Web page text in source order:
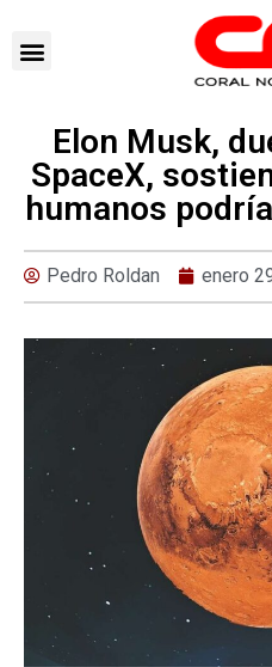
Elon Musk,
SpaceX,
humanos
Pedro Roldan enero